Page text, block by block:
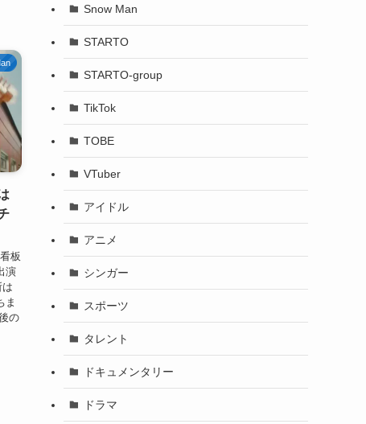
板
演
ま
の
Snow Man
STARTO
STARTO-group
TikTok
TOBE
VTuber
アイドル
アニメ
シンガー
スポーツ
タレント
ドキュメンタリー
ドラマ